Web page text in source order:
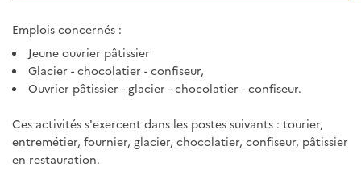
Emplois concernés :
Jeune ouvrier pâtissier
Glacier - chocolatier - confiseur,
Ouvrier pâtissier - glacier - chocolatier - confiseur.
Ces activités s'exercent dans les postes suivants : tourier,
entremétier, fournier, glacier, chocolatier, confiseur, pâtissier
en restauration.